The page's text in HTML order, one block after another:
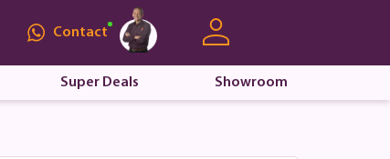
Contact
Super Deals Showroom